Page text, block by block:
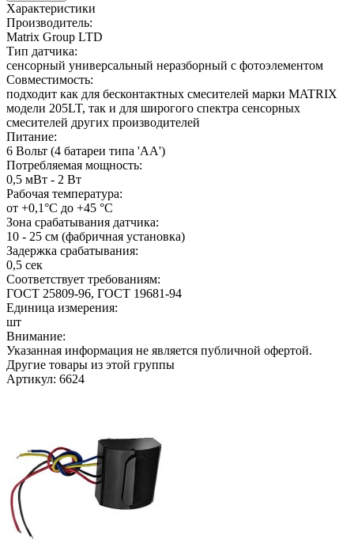
Характеристики
Производитель:
Matrix Group LTD
Тип датчика:
сенсорный универсальный неразборный с фотоэлементом
Совместимость:
подходит как для бесконтактных смесителей марки MATRIX
модели 205LT, так и для широгого спектра сенсорных
смесителей других производителей
Питание:
6 Вольт (4 батареи типа 'АА')
Потребляемая мощность:
0,5 мВт - 2 Вт
Рабочая температура:
от +0,1°C до +45 °C
Зона срабатывания датчика:
10 - 25 см (фабричная установка)
Задержка срабатывания:
0,5 сек
Соответствует требованиям:
ГОСТ 25809-96, ГОСТ 19681-94
Единица измерения:
шт
Внимание:
Указанная информация не является публичной офертой.
Другие товары из этой группы
Артикул: 6624